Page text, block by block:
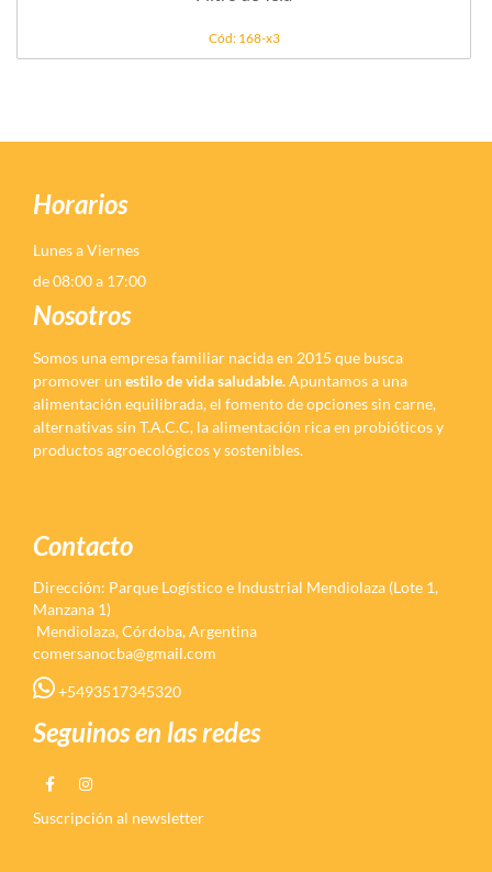
Cód: 168-x3
Horarios
Lunes a Viernes
de 08:00 a 17:00
Nosotros
Somos una empresa familiar nacida en 2015 que busca
promover un estilo de vida saludable.Apuntamos a una
alimentación equilibrada, el fomento de opciones sin carne,
alternativas sin T.A.C.C, la alimentación rica en probióticos y
productos agroecológicos y sostenibles.
Contacto
Dirección: Parque Logístico e Industrial Mendiolaza (Lote 1,
Manzana 1)
Mendiolaza, Córdoba, Argentina
comersanocba@gmail.com
+5493517345320
Seguinos en las redes
Suscripción al newsletter